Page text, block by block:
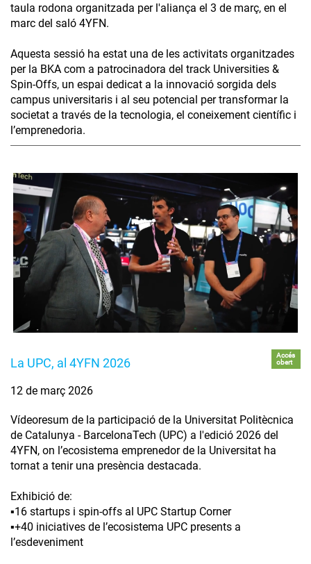
taula rodona organitzada per l'aliança el 3 de març, en el
marc del saló 4YFN.
Aquesta sessió ha estat una de les activitats organitzades
per la BKA com a patrocinadora del track Universities &
Spin-Offs, un espai dedicat a la innovació sorgida dels
campus universitaris i al seu potencial per transformar la
societat a través de la tecnologia, el coneixement científic i
l’emprenedoria.
La UPC, al 4YFN 2026
Accés
obert
12 de març 2026
Vídeoresum de la participació de la Universitat Politècnica
de Catalunya - BarcelonaTech (UPC) a l'edició 2026 del
4YFN, on l’ecosistema emprenedor de la Universitat ha
tornat a tenir una presència destacada.
Exhibició de:
▪️16 startups i spin-offs al UPC Startup Corner
▪️+40 iniciatives de l’ecosistema UPC presents a
l’esdeveniment